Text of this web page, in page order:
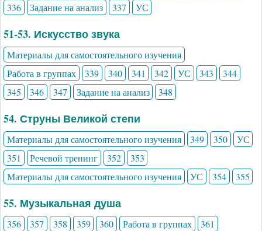
336
Задание на анализ 337 УС
51-53. Искусство звука
Материалы для самостоятельного изучения
Работа в группах
339 340 341 342 УС 343
344
345
346 347 Задание на анализ 348
54. Струны Великой степи
Материалы для самостоятельного изучения 349 350
УС
351
Речевой тренинг 352
353
Материалы для самостоятельного изучения
УС 354 355
55. Музыкальная душа
356 357 358 359 360 Работа в группах
361